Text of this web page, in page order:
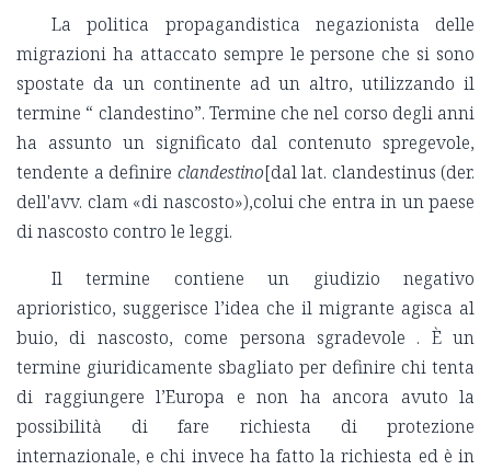
La politica propagandistica negazionista delle
migrazioni ha attaccato sempre le persone che si sono
spostate da un continente ad un altro, utilizzando il
termine “ clandestino”. Termine che nel corso degli anni
ha assunto un significato dal contenuto spregevole,
tendente a definire clandestino[dal lat. clandestinus (der.
dell'avv. clam «di nascosto»),colui che entra in un paese
di nascosto contro le leggi.
Il termine contiene un giudizio negativo
aprioristico, suggerisce l’idea che il migrante agisca al
buio, di nascosto, come persona sgradevole . È un
termine giuridicamente sbagliato per definire chi tenta
di raggiungere l’Europa e non ha ancora avuto la
possibilità di fare richiesta di protezione
internazionale, e chi invece ha fatto la richiesta ed è in